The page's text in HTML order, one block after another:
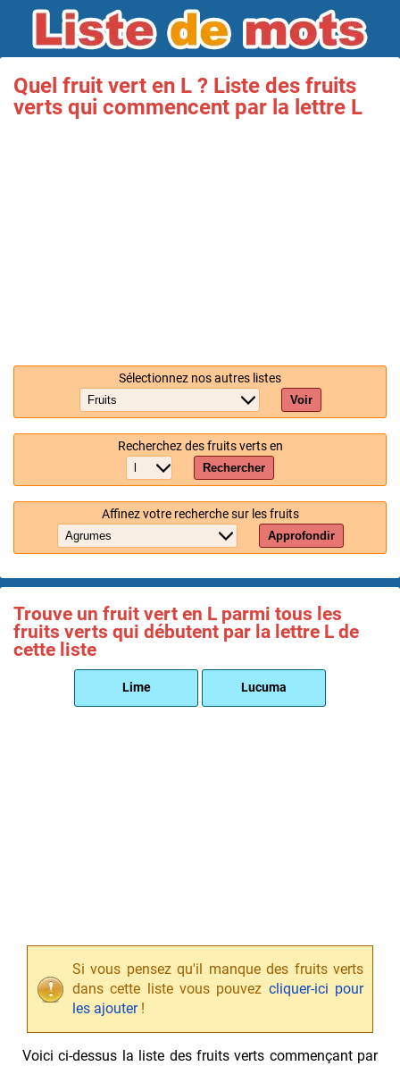
Quel fruit vert en L ? Liste des fruits
verts qui commencent par la lettre L
Sélectionnez nos autres listes
Voir
Recherchez des fruits verts en
Rechercher
Affinez votre recherche sur les fruits
Approfondir
Trouve un fruit vert en L parmi tous les
fruits verts qui débutent par la lettre L de
cette liste
Lime Lucuma
Si vous pensez qu'il manque des fruits verts
dans cette liste vous pouvez cliquer-ici pour
les ajouter!
Voici ci-dessus la liste des fruits verts commençant par